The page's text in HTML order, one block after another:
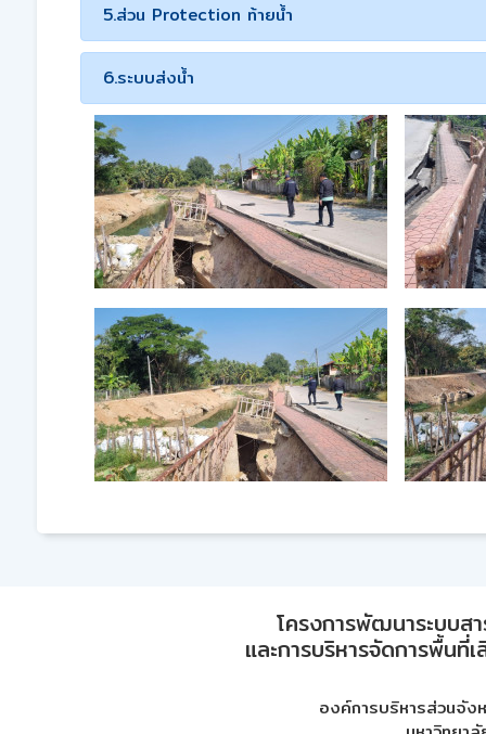
5.ส่วน Protection ท้ายน้ำ
6.ระบบส่งน้ำ
โครงการพัฒนาระบบส
และการบริหารจัดการพื้นที่
องค์การบริหารส่วนจัง